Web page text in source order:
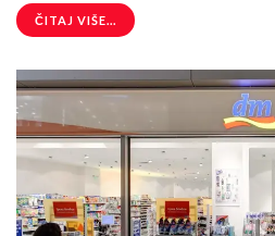
ČITAJ VIŠE...